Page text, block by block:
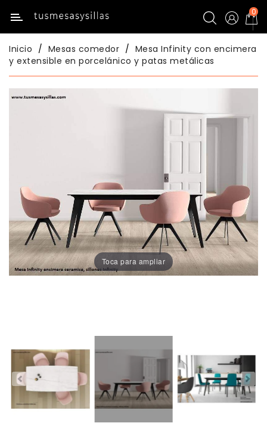
Categoría
Inicio
Mesas
De
Mesas
Comedor
Sillas
Comedor
Taburetes
Altos
0
Inicio Mesas comedor
Mesa Infinity con encimera
y extensible en porcelánico y patas metálicas
Toca para ampliar